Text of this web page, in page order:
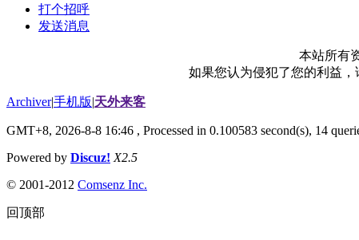
打个招呼
发送消息
本站所有
如果您认为侵犯了您的利益，
Archiver|手机版|天外来客
GMT+8, 2026-8-8 16:46 , Processed in 0.100583 second(s), 14
Powered by Discuz! X2.5
© 2001-2012 Comsenz Inc.
回顶部